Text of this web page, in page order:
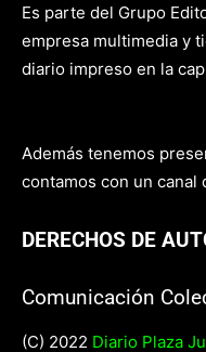
Es parte del Grupo
empresa multimedia y
diario impreso en la
Además tenemos
contamos con un canal
DERECHOS DE
Comunicación
(C) 2022 Diario Plaza